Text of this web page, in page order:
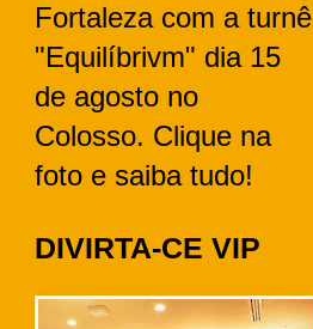
Fortaleza com a turnê
"Equilíbrivm" dia 15
de agosto no
Colosso. Clique na
foto e saiba tudo!
DIVIRTA-CE VIP